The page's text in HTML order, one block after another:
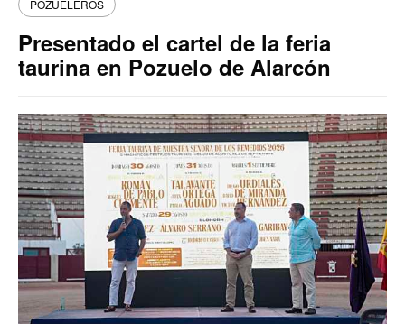
POZUELEROS
Presentado el cartel de la feria
taurina en Pozuelo de Alarcón